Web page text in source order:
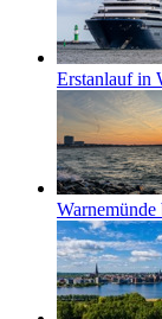
Erstanlauf in
Warnemünde